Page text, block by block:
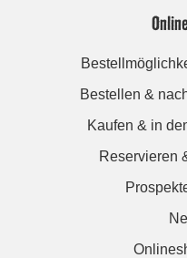
Bestellen &
Kaufen & in
Reservieren